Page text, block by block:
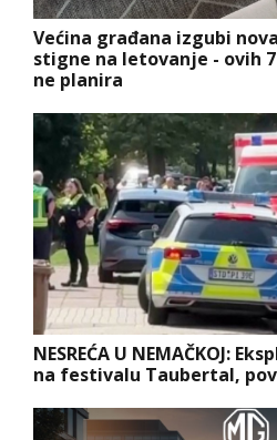
Većina građana izgubi
stigne na letovanje - ovih
ne planira
NESREĆA U NEMAČKOJ:
na festivalu Taubertal,